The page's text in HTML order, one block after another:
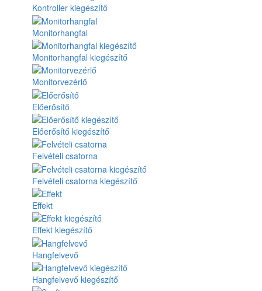
Kontroller kiegészítő
Monitorhangfal
Monitorhangfal kiegészítő
Monitorvezérlő
Előerősítő
Előerősítő kiegészítő
Felvételi csatorna
Felvételi csatorna kiegészítő
Effekt
Effekt kiegészítő
Hangfelvevő
Hangfelvevő kiegészítő